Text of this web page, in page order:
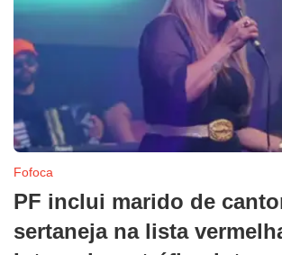
Fofoca
PF inclui marido de
sertaneja na lista